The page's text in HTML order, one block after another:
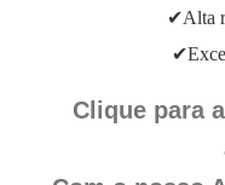
✔Alta
Clique para